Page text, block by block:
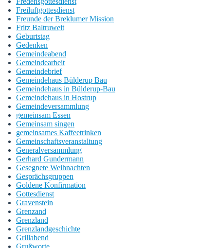
Freiluftgottesdienst
Freunde der Breklumer Mission
Fritz Baltruweit
Geburtstag
Gedenken
Gemeindeabend
Gemeindearbeit
Gemeindebrief
Gemeindehaus Bülderup Bau
Gemeindehaus in Bülderup-Bau
Gemeindehaus in Hostrup
Gemeindeversammlung
gemeinsam Essen
Gemeinsam singen
gemeinsames Kaffeetrinken
Gemeinschaftsveranstaltung
Generalversammlung
Gerhard Gundermann
Gesegnete Weihnachten
Gesprächsgruppen
Goldene Konfirmation
Gottesdienst
Gravenstein
Grenzand
Grenzland
Grenzlandgeschichte
Grillabend